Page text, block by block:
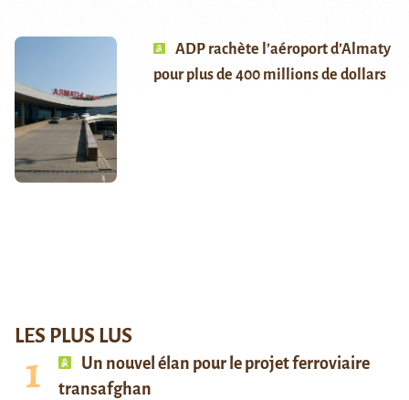
ADP rachète l’aéroport d’Almaty
pour plus de 400 millions de dollars
LES PLUS LUS
Un nouvel élan pour le projet ferroviaire
transafghan